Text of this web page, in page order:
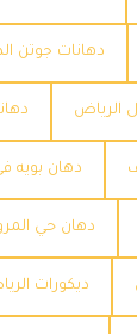
دهانات جوتن
الرياض
دهان بويه
دهان حي
ديكورات